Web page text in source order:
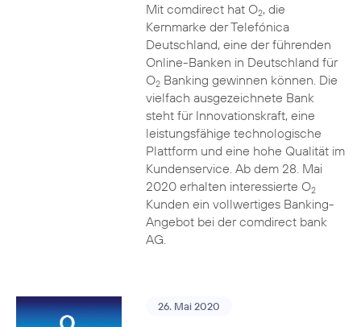
Mit comdirect hat O2, die
Kernmarke der Telefónica
Deutschland, eine der führenden
Online-Banken in Deutschland für
O2Banking gewinnen können. Die
vielfach ausgezeichnete Bank
steht für Innovationskraft, eine
leistungsfähige technologische
Plattform und eine hohe Qualität im
Kundenservice. Ab dem 28. Mai
2020 erhalten interessierte O2
Kunden ein vollwertiges Banking-
Angebot bei der comdirect bank
AG.
26. Mai 2020